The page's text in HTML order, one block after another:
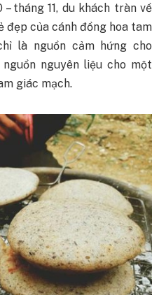
tháng 11, du khách tràn về
đẹp của cánh đồng hoa tam
là nguồn cảm hứng cho
nguyên liệu cho một
giác mạch.